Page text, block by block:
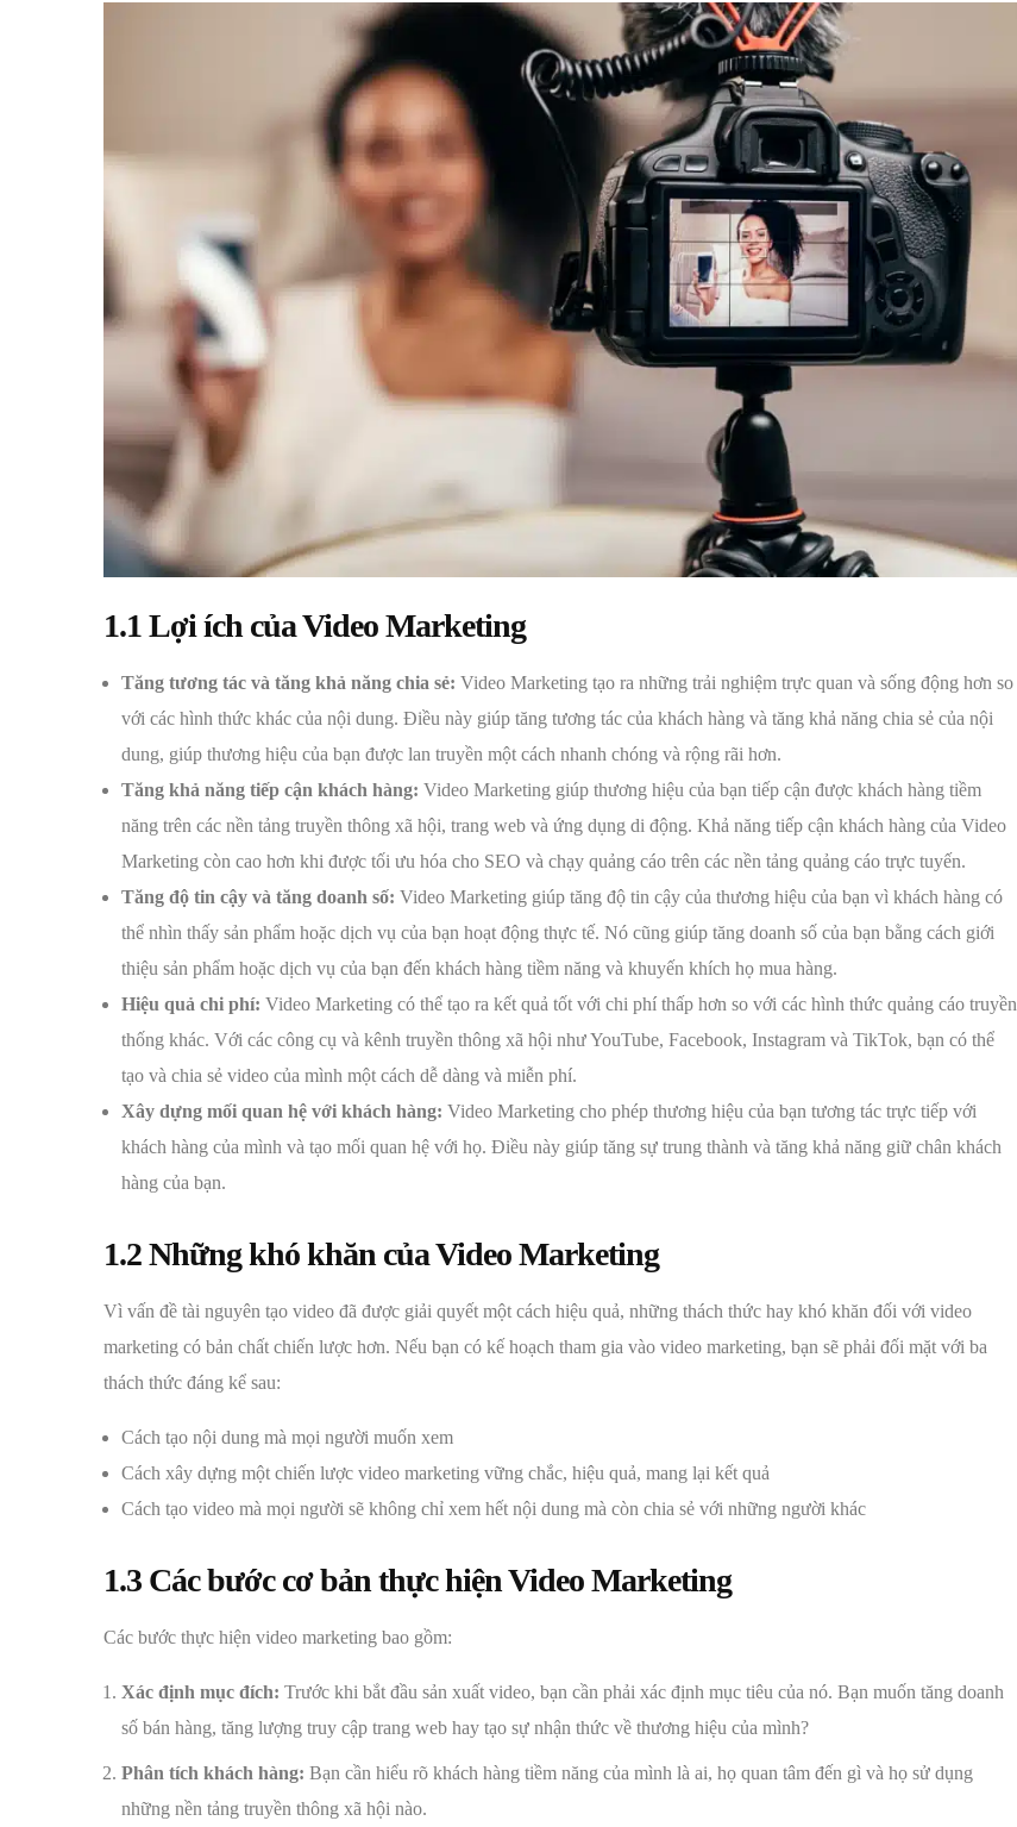
1.1 Lợi ích của Video Marketing
Tăng tương tác và tăng khả năng chia sẻ: Video Marketing tạo ra những trải nghiệm trực quan và sống động hơn so
với các hình thức khác của nội dung. Điều này giúp tăng tương tác của khách hàng và tăng khả năng chia sẻ của nội
dung, giúp thương hiệu của bạn được lan truyền một cách nhanh chóng và rộng rãi hơn.
Tăng khả năng tiếp cận khách hàng: Video Marketing giúp thương hiệu của bạn tiếp cận được khách hàng tiềm
năng trên các nền tảng truyền thông xã hội, trang web và ứng dụng di động. Khả năng tiếp cận khách hàng của Video
Marketing còn cao hơn khi được tối ưu hóa cho SEO và chạy quảng cáo trên các nền tảng quảng cáo trực tuyến.
Tăng độ tin cậy và tăng doanh số: Video Marketing giúp tăng độ tin cậy của thương hiệu của bạn vì khách hàng có
thể nhìn thấy sản phẩm hoặc dịch vụ của bạn hoạt động thực tế. Nó cũng giúp tăng doanh số của bạn bằng cách giới
thiệu sản phẩm hoặc dịch vụ của bạn đến khách hàng tiềm năng và khuyến khích họ mua hàng.
Hiệu quả chi phí: Video Marketing có thể tạo ra kết quả tốt với chi phí thấp hơn so với các hình thức quảng cáo truyền
thống khác. Với các công cụ và kênh truyền thông xã hội như YouTube, Facebook, Instagram và TikTok, bạn có thể
tạo và chia sẻ video của mình một cách dễ dàng và miễn phí.
Xây dựng mối quan hệ với khách hàng: Video Marketing cho phép thương hiệu của bạn tương tác trực tiếp với
khách hàng của mình và tạo mối quan hệ với họ. Điều này giúp tăng sự trung thành và tăng khả năng giữ chân khách
hàng của bạn.
1.2 Những khó khăn của Video Marketing
Vì vấn đề tài nguyên tạo video đã được giải quyết một cách hiệu quả, những thách thức hay khó khăn đối với video
marketing có bản chất chiến lược hơn. Nếu bạn có kế hoạch tham gia vào video marketing, bạn sẽ phải đối mặt với ba
thách thức đáng kể sau:
Cách tạo nội dung mà mọi người muốn xem
Cách xây dựng một chiến lược video marketing vững chắc, hiệu quả, mang lại kết quả
Cách tạo video mà mọi người sẽ không chỉ xem hết nội dung mà còn chia sẻ với những người khác
1.3 Các bước cơ bản thực hiện Video Marketing
Các bước thực hiện video marketing bao gồm:
Xác định mục đích: Trước khi bắt đầu sản xuất video, bạn cần phải xác định mục tiêu của nó. Bạn muốn tăng doanh
số bán hàng, tăng lượng truy cập trang web hay tạo sự nhận thức về thương hiệu của mình?
Phân tích khách hàng: Bạn cần hiểu rõ khách hàng tiềm năng của mình là ai, họ quan tâm đến gì và họ sử dụng
những nền tảng truyền thông xã hội nào.